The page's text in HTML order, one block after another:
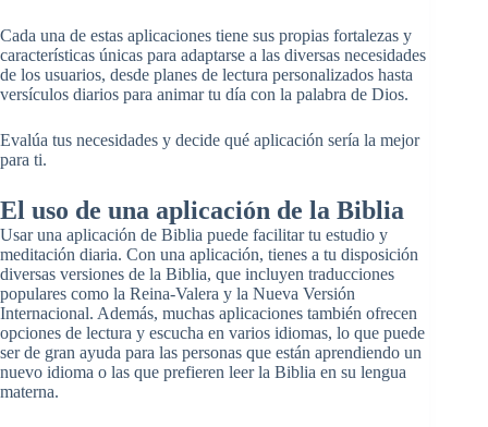
Cada una de estas aplicaciones tiene sus propias fortalezas y
características únicas para adaptarse a las diversas necesidades
de los usuarios, desde planes de lectura personalizados hasta
versículos diarios para animar tu día con la palabra de Dios.
Evalúa tus necesidades y decide qué aplicación sería la mejor
para ti.
El uso de una aplicación de la Biblia
Usar una aplicación de Biblia puede facilitar tu estudio y
meditación diaria. Con una aplicación, tienes a tu disposición
diversas versiones de la Biblia, que incluyen traducciones
populares como la Reina-Valera y la Nueva Versión
Internacional. Además, muchas aplicaciones también ofrecen
opciones de lectura y escucha en varios idiomas, lo que puede
ser de gran ayuda para las personas que están aprendiendo un
nuevo idioma o las que prefieren leer la Biblia en su lengua
materna.